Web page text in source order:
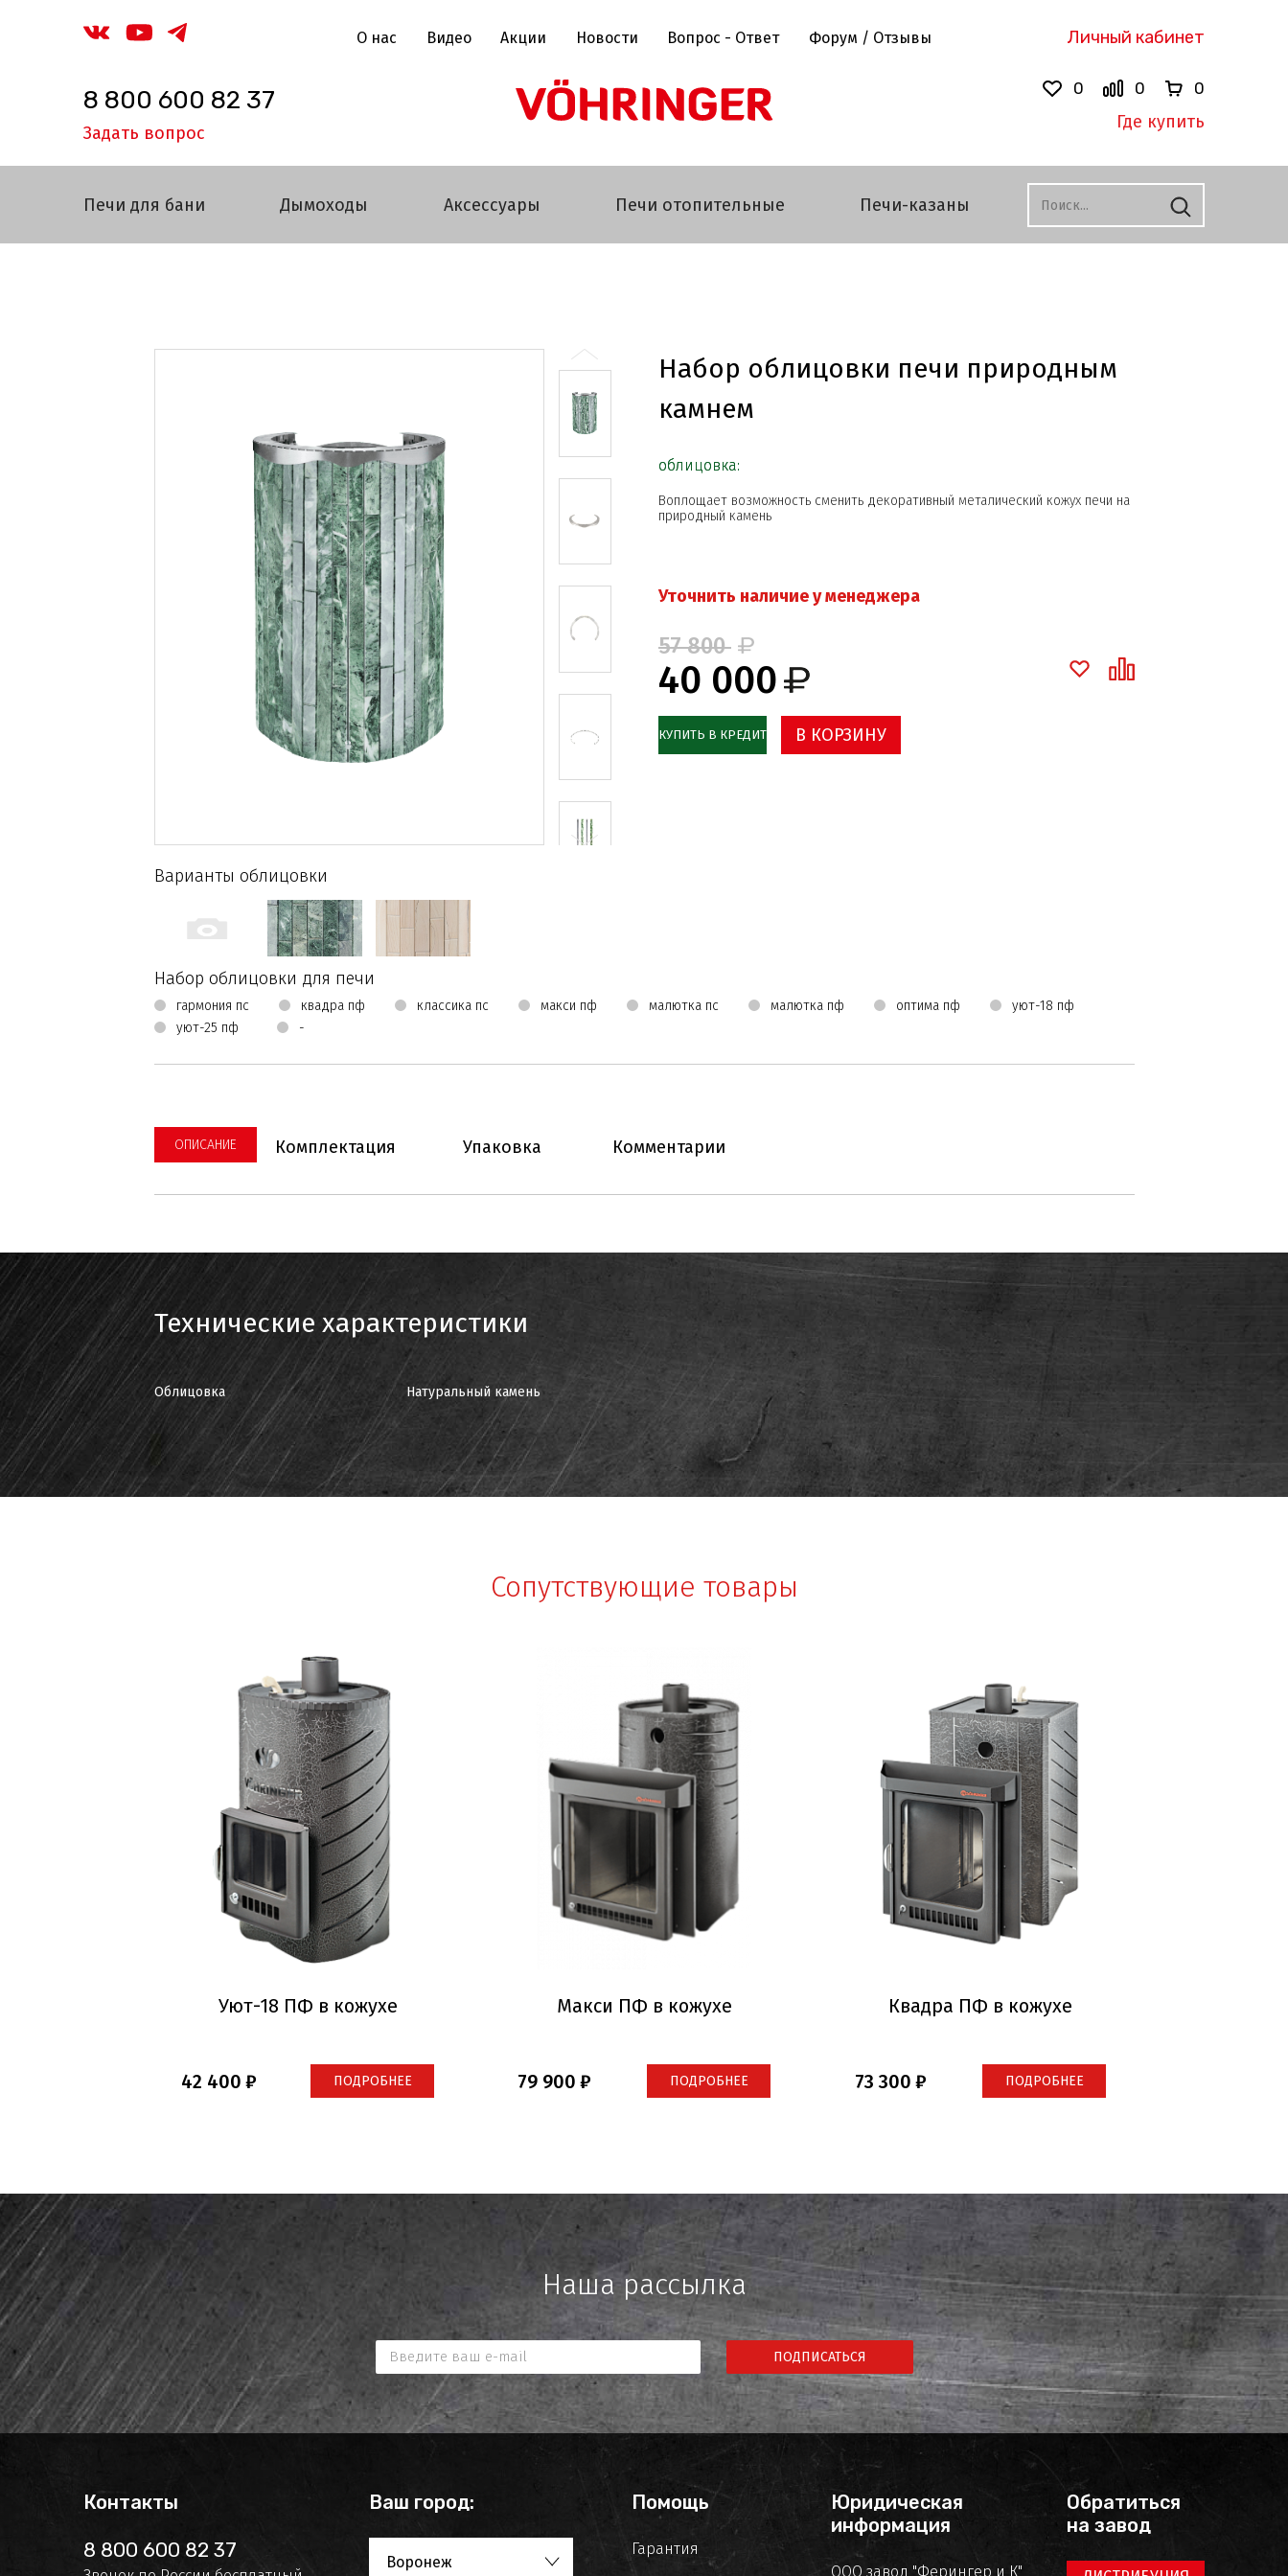
8 800 600 82 37
Задать вопрос
О нас Видео Акции Новости Вопрос - Ответ Форум / Отзывы Личный кабинет
0 0 0
Где купить
Печи для бани Дымоходы Аксессуары Печи отопительные Печи-казаны
Набор облицовки печи природным
камнем
облицовка:
Воплощает возможность сменить декоративный металический кожух печи на
природный камень
Уточнить наличие у менеджера
57 800
40 000
КУПИТЬ В КРЕДИТ В КОРЗИНУ
Варианты облицовки
Набор облицовки для печи
гармония пс квадра пф классика пс макси пф малютка пс малютка пф оптима пф
уют-18 пф
уют-25 пф
-
ОПИСАНИЕ Комплектация Упаковка Комментарии
Технические характеристики
Облицовка Натуральный камень
Сопутствующие товары
Уют-18 ПФ в кожухе
42 400 ПОДРОБНЕЕ
Макси ПФ в кожухе
79 900 ПОДРОБНЕЕ
Квадра ПФ в кожухе
73 300 ПОДРОБНЕЕ
Наша рассылка
ПОДПИСАТЬСЯ
Контакты
8 800 600 82 37
Ваш город:
Воронеж
Помощь
Гарантия
Юридическая
информация
ООО завод "Ферингер и К"
Обратиться
на завод